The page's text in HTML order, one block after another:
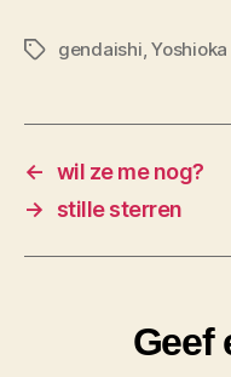
Tagsgendaishi,
← wil ze me nog?
→
stille sterren
Geef